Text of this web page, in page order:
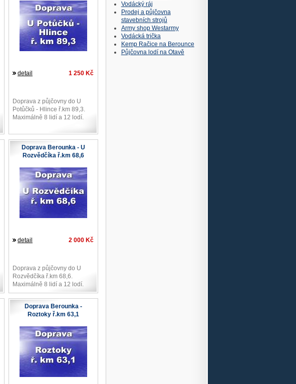
1 250 Kč
detail
Doprava z půjčovny do U
Potůčků - Hlince ř.km 89,3.
Maximálně 8 lidí a 12 lodí.
Doprava Berounka - U
Rozvědčíka ř.km 68,6
2 000 Kč
detail
Doprava z půjčovny do U
Rozvědčíka ř.km 68,6.
Maximálně 8 lidí a 12 lodí.
Doprava Berounka -
Roztoky ř.km 63,1
Vodácký ráj
Prodej a půjčovna
stavebních strojů
Army shop Westarmy
Vodácká trička
Kemp Račice na Berounce
Půjčovna lodí na Otavě